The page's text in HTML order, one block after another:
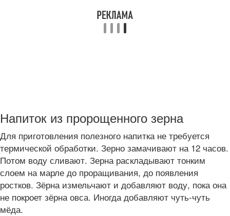
Напиток из пророщенного зерна
Для приготовления полезного напитка не требуется
термической обработки. Зерно замачивают на 12 часов.
Потом воду сливают. Зерна раскладывают тонким
слоем на марле до проращивания, до появления
ростков. Зёрна измельчают и добавляют воду, пока она
не покроет зёрна овса. Иногда добавляют чуть-чуть
мёда.